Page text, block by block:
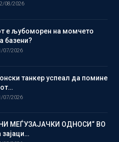
08/2026
е љубоморен на момчето
базени?
07/2026
танкер успеал да помине
07/2026
МЕЃУЗАЈАЧКИ ОДНОСИ“ ВО